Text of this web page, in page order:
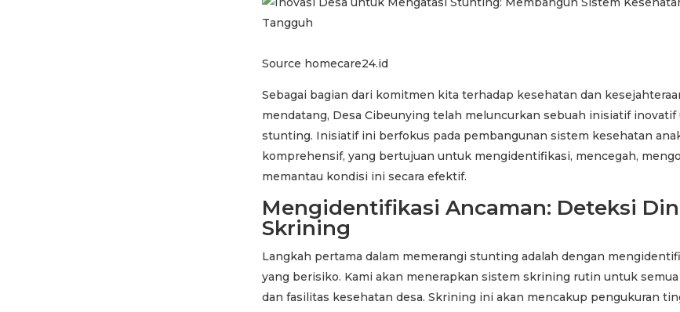
Source homecare24.id
Sebagai bagian dari komitmen kita terhadap kesehatan dan
mendatang, Desa Cibeunying telah meluncurkan sebuah inisiatif
stunting. Inisiatif ini berfokus pada pembangunan sistem kesehatan
komprehensif, yang bertujuan untuk mengidentifikasi, mencegah,
memantau kondisi ini secara efektif.
Mengidentifikasi Ancaman: Deteksi
Skrining
Langkah pertama dalam memerangi stunting adalah dengan
yang berisiko. Kami akan menerapkan sistem skrining rutin untuk
dan fasilitas kesehatan desa. Skrining ini akan mencakup pengukuran